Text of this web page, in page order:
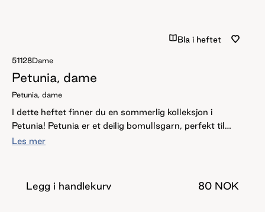
Bla i heftet
51128Dame
Petunia, dame
Petunia, dame
I dette heftet finner du en sommerlig kolleksjon i
Petunia! Petunia er et deilig bomullsgarn, perfekt til
varme sommerdager. Det holder seg godt i bruk og
Her finner du heklet kjole, genser og skjørt. Disse kan
brukes på stranden over en bikini, eller over en singlet og
Les mer
Legg i handlekurv 80 NOK